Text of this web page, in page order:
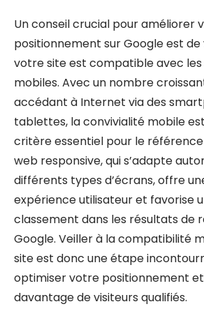
Un conseil crucial pour améliorer
positionnement sur Google est de
votre site est compatible avec
mobiles. Avec un nombre
accédant à Internet via des
tablettes, la convivialité mobile
critère essentiel pour le
web responsive, qui s’adapte
différents types d’écrans, offre
expérience utilisateur et favorise
classement dans les résultats de
Google. Veiller à la compatibilité
site est donc une étape
optimiser votre positionnement
davantage de visiteurs qualifiés.